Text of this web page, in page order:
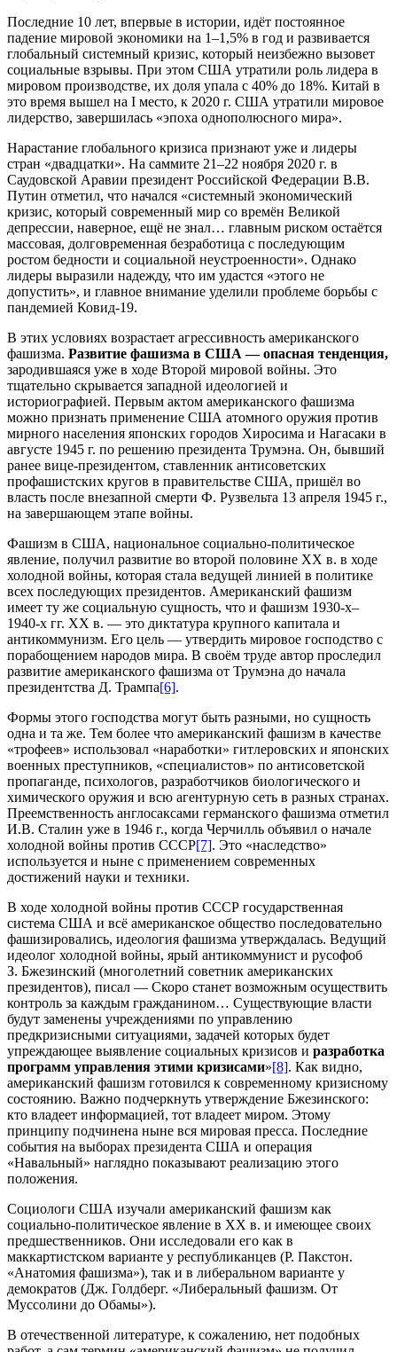
Последние 10 лет, впервые в истории, идёт постоянное
падение мировой экономики на 1–1,5% в год и развивается
глобальный системный кризис, который неизбежно вызовет
социальные взрывы. При этом США утратили роль лидера в
мировом производстве, их доля упала с 40% до 18%. Китай в
это время вышел на I место, к 2020 г. США утратили мировое
лидерство, завершилась «эпоха однополюсного мира».
Нарастание глобального кризиса признают уже и лидеры
стран «двадцатки». На саммите 21–22 ноября 2020 г. в
Саудовской Аравии президент Российской Федерации В.В.
Путин отметил, что начался «системный экономический
кризис, который современный мир со времён Великой
депрессии, наверное, ещё не знал… главным риском остаётся
массовая, долговременная безработица с последующим
ростом бедности и социальной неустроенности». Однако
лидеры выразили надежду, что им удастся «этого не
допустить», и главное внимание уделили проблеме борьбы с
пандемией Ковид-19.
В этих условиях возрастает агрессивность американского
фашизма. Развитие фашизма в США — опасная тенденция,
зародившаяся уже в ходе Второй мировой войны. Это
тщательно скрывается западной идеологией и
историографией. Первым актом американского фашизма
можно признать применение США атомного оружия против
мирного населения японских городов Хиросима и Нагасаки в
августе 1945 г. по решению президента Трумэна. Он, бывший
ранее вице-президентом, ставленник антисоветских
профашистских кругов в правительстве США, пришёл во
власть после внезапной смерти Ф. Рузвельта 13 апреля 1945 г.,
на завершающем этапе войны.
Фашизм в США, национальное социально-политическое
явление, получил развитие во второй половине XX в. в ходе
холодной войны, которая стала ведущей линией в политике
всех последующих президентов. Американский фашизм
имеет ту же социальную сущность, что и фашизм 1930-х–
1940-х гг. XX в. — это диктатура крупного капитала и
антикоммунизм. Его цель — утвердить мировое господство с
порабощением народов мира. В своём труде автор проследил
развитие американского фашизма от Трумэна до начала
президентства Д. Трампа[6].
Формы этого господства могут быть разными, но сущность
одна и та же. Тем более что американский фашизм в качестве
«трофеев» использовал «наработки» гитлеровских и японских
военных преступников, «специалистов» по антисоветской
пропаганде, психологов, разработчиков биологического и
химического оружия и всю агентурную сеть в разных странах.
Преемственность англосаксами германского фашизма отметил
И.В. Сталин уже в 1946 г., когда Черчилль объявил о начале
холодной войны против СССР[7]. Это «наследство»
используется и ныне с применением современных
достижений науки и техники.
В ходе холодной войны против СССР государственная
система США и всё американское общество последовательно
фашизировались, идеология фашизма утверждалась. Ведущий
идеолог холодной войны, ярый антикоммунист и русофоб
З. Бжезинский (многолетний советник американских
президентов), писал — Скоро станет возможным осуществить
контроль за каждым гражданином… Существующие власти
будут заменены учреждениями по управлению
предкризисными ситуациями, задачей которых будет
упреждающее выявление социальных кризисов и разработка
программ управления этими кризисами»[8]. Как видно,
американский фашизм готовился к современному кризисному
состоянию. Важно подчеркнуть утверждение Бжезинского:
кто владеет информацией, тот владеет миром. Этому
принципу подчинена ныне вся мировая пресса. Последние
события на выборах президента США и операция
«Навальный» наглядно показывают реализацию этого
положения.
Социологи США изучали американский фашизм как
социально-полити­ческое явление в XX в. и имеющее своих
предшественников. Они исследовали его как в
маккартистском варианте у республиканцев (Р. Пакстон.
«Анатомия фашизма»), так и в либеральном варианте у
демократов (Дж. Голдберг. «Либеральный фашизм. От
Муссолини до Обамы»).
В отечественной литературе, к сожалению, нет подобных